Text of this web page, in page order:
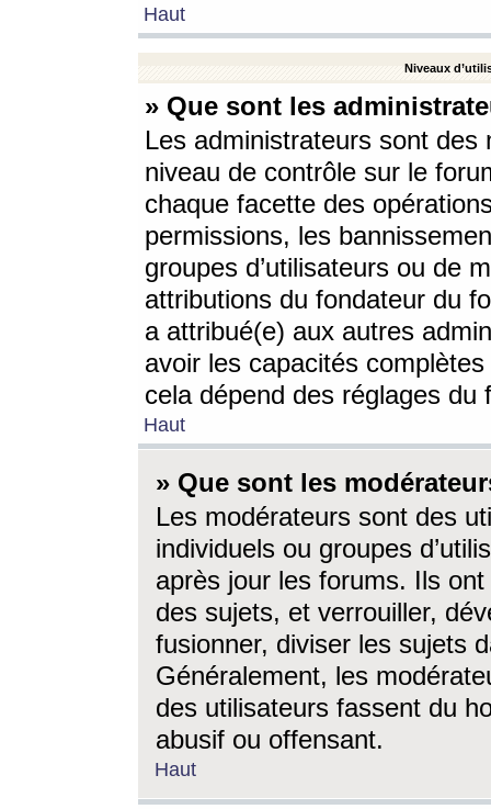
Haut
Niveaux
» Que sont les
Les administrateurs sont
niveau de contrôle sur le
chaque facette des
permissions, les
groupes d’utilisateurs ou de
attributions du fondateur du
a attribué(e) aux autres
avoir les capacités
cela dépend des réglages du
Haut
» Que sont les
Les modérateurs sont des
individuels ou groupes
après jour les forums. Ils ont
des sujets, et verrouiller,
fusionner, diviser les sujets
Généralement, les
des utilisateurs fassent du
abusif ou offensant.
Haut